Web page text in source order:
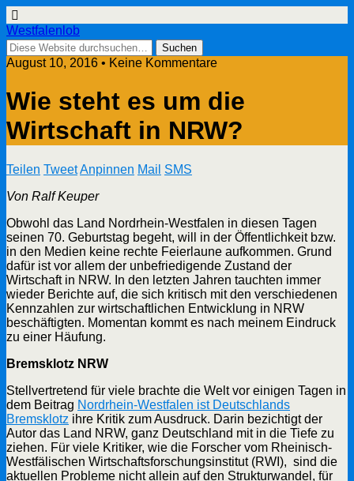
Westfalenlob
August 10, 2016 • Keine Kommentare
Wie steht es um die
Wirtschaft in NRW?
Teilen TweetAnpinnen Mail SMS
Von Ralf Keuper
Obwohl das Land Nordrhein-Westfalen in diesen Tagen
seinen 70. Geburtstag begeht, will in der Öffentlichkeit bzw.
in den Medien keine rechte Feierlaune aufkommen. Grund
dafür ist vor allem der unbefriedigende Zustand der
Wirtschaft in NRW. In den letzten Jahren tauchten immer
wieder Berichte auf, die sich kritisch mit den verschiedenen
Kennzahlen zur wirtschaftlichen Entwicklung in NRW
beschäftigten. Momentan kommt es nach meinem Eindruck
zu einer Häufung.
Bremsklotz NRW
Stellvertretend für viele brachte die Welt vor einigen Tagen in
dem Beitrag Nordrhein-Westfalen ist Deutschlands
Bremsklotz ihre Kritik zum Ausdruck. Darin bezichtigt der
Autor das Land NRW, ganz Deutschland mit in die Tiefe zu
ziehen. Für viele Kritiker, wie die Forscher vom Rheinisch-
Westfälischen Wirtschaftsforschungsinstitut (RWI), sind die
aktuellen Probleme nicht allein auf den Strukturwandel, für